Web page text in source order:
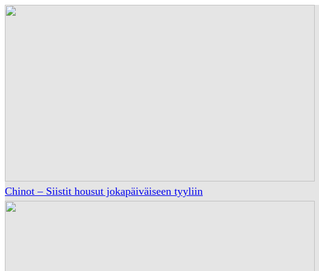
Chinot – Siistit housut jokapäiväiseen tyyliin